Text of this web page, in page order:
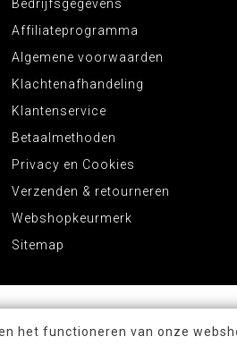
Bedrijfsgegevens
Affiliateprogramma
Algemene voorwaarden
Klachtenafhandeling
Klantenservice
Betaalmethoden
Privacy en Cookies
Verzenden & retourneren
Webshopkeurmerk
Sitemap
het functioneren van onze